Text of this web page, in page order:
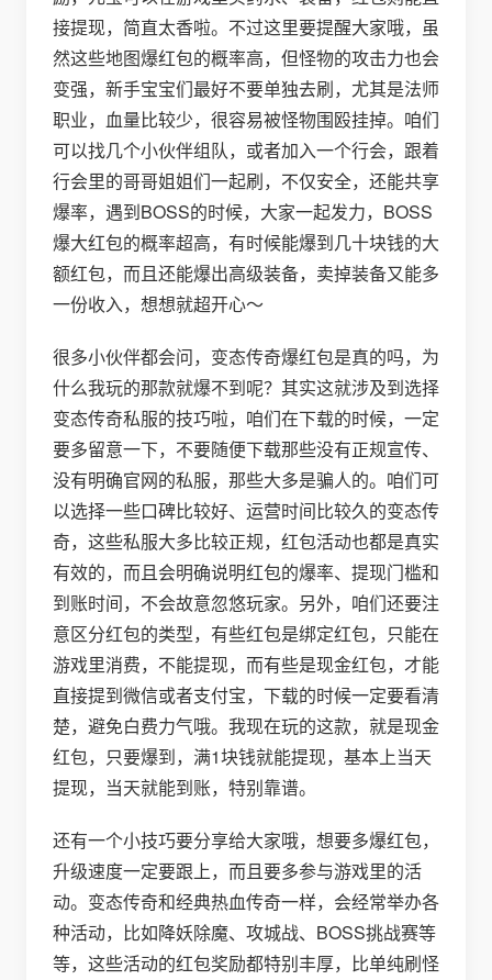
接提现，简直太香啦。不过这里要提醒大家哦，虽
然这些地图爆红包的概率高，但怪物的攻击力也会
变强，新手宝宝们最好不要单独去刷，尤其是法师
职业，血量比较少，很容易被怪物围殴挂掉。咱们
可以找几个小伙伴组队，或者加入一个行会，跟着
行会里的哥哥姐姐们一起刷，不仅安全，还能共享
爆率，遇到BOSS的时候，大家一起发力，BOSS
爆大红包的概率超高，有时候能爆到几十块钱的大
额红包，而且还能爆出高级装备，卖掉装备又能多
一份收入，想想就超开心～
很多小伙伴都会问，变态传奇爆红包是真的吗，为
什么我玩的那款就爆不到呢？其实这就涉及到选择
变态传奇私服的技巧啦，咱们在下载的时候，一定
要多留意一下，不要随便下载那些没有正规宣传、
没有明确官网的私服，那些大多是骗人的。咱们可
以选择一些口碑比较好、运营时间比较久的变态传
奇，这些私服大多比较正规，红包活动也都是真实
有效的，而且会明确说明红包的爆率、提现门槛和
到账时间，不会故意忽悠玩家。另外，咱们还要注
意区分红包的类型，有些红包是绑定红包，只能在
游戏里消费，不能提现，而有些是现金红包，才能
直接提到微信或者支付宝，下载的时候一定要看清
楚，避免白费力气哦。我现在玩的这款，就是现金
红包，只要爆到，满1块钱就能提现，基本上当天
提现，当天就能到账，特别靠谱。
还有一个小技巧要分享给大家哦，想要多爆红包，
升级速度一定要跟上，而且要多参与游戏里的活
动。变态传奇和经典热血传奇一样，会经常举办各
种活动，比如降妖除魔、攻城战、BOSS挑战赛等
等，这些活动的红包奖励都特别丰厚，比单纯刷怪